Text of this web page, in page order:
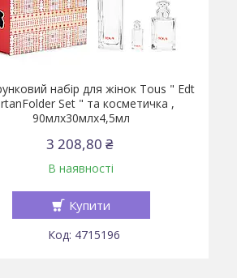
набір для жінок Tous " Edt
Set " та косметичка ,
90млх30млх4,5мл
3 208,80 ₴
В наявності
Купити
4715196